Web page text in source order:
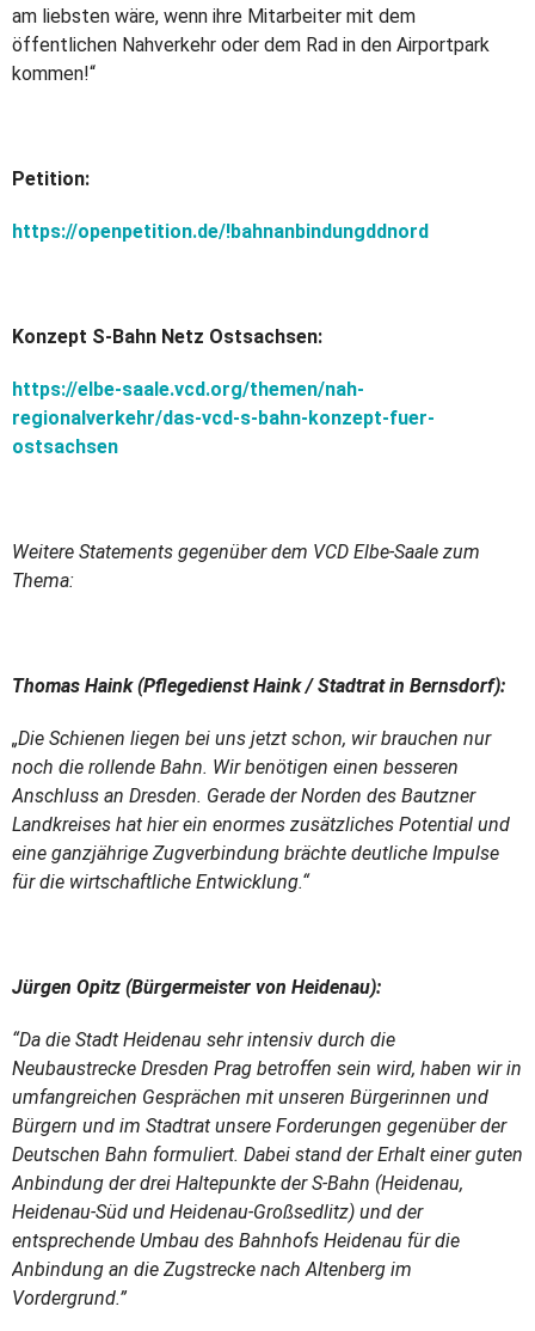
am liebsten wäre, wenn ihre Mitarbeiter mit dem
öffentlichen Nahverkehr oder dem Rad in den Airportpark
kommen!“
Petition:
https://openpetition.de/!bahnanbindungddnord
Konzept S-Bahn Netz Ostsachsen:
https://elbe-saale.vcd.org/themen/nah-
regionalverkehr/das-vcd-s-bahn-konzept-fuer-
ostsachsen
Weitere Statements gegenüber dem VCD Elbe-Saale zum
Thema:
Thomas Haink (Pflegedienst Haink / Stadtrat in Bernsdorf):
„Die Schienen liegen bei uns jetzt schon, wir brauchen nur
noch die rollende Bahn. Wir benötigen einen besseren
Anschluss an Dresden. Gerade der Norden des Bautzner
Landkreises hat hier ein enormes zusätzliches Potential und
eine ganzjährige Zugverbindung brächte deutliche Impulse
für die wirtschaftliche Entwicklung.“
Jürgen Opitz (Bürgermeister von Heidenau):
“Da die Stadt Heidenau sehr intensiv durch die
Neubaustrecke Dresden Prag betroffen sein wird, haben wir in
umfangreichen Gesprächen mit unseren Bürgerinnen und
Bürgern und im Stadtrat unsere Forderungen gegenüber der
Deutschen Bahn formuliert. Dabei stand der Erhalt einer guten
Anbindung der drei Haltepunkte der S-Bahn (Heidenau,
Heidenau-Süd und Heidenau-Großsedlitz) und der
entsprechende Umbau des Bahnhofs Heidenau für die
Anbindung an die Zugstrecke nach Altenberg im
Vordergrund.”